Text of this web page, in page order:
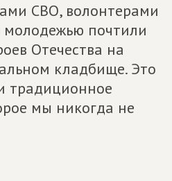
СВО, волонтерами
почтили
Отечества на
кладбище. Это
традиционное
мы никогда не